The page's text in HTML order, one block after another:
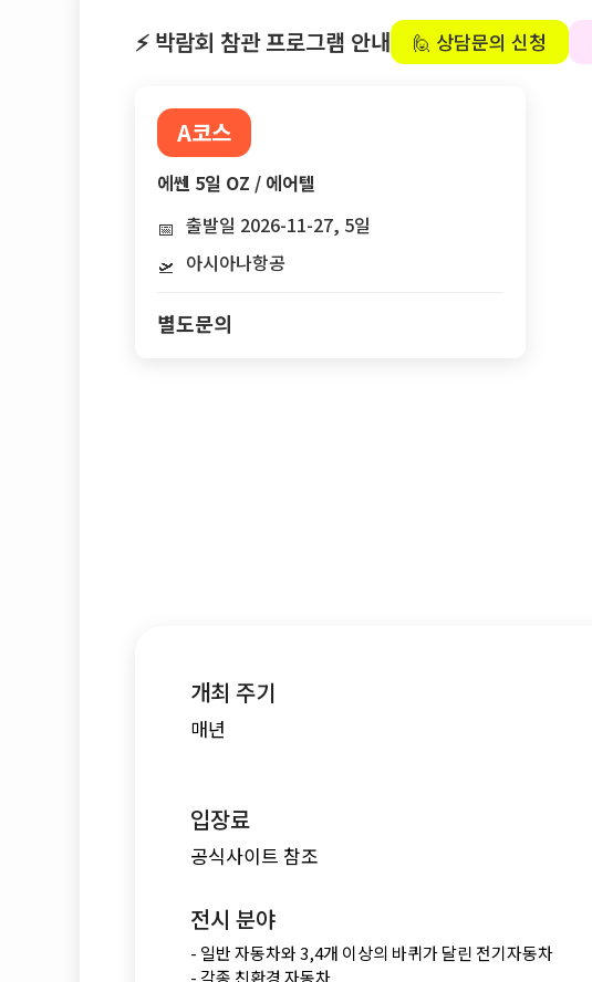
⚡ 박람회 참관 프로그램 안내 🙋 상담문의 신청
A코스
에쎈 5일 OZ / 에어텔
📅 출발일 2026-11-27, 5일
🛫 아시아나항공
별도문의
개최 주기
매년
입장료
공식사이트 참조
전시 분야
- 일반 자동차와 3,4개 이상의 바퀴가 달린 전기자동차
- 각종 친환경 자동차